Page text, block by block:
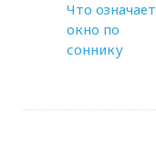
Что означает
окно по
соннику